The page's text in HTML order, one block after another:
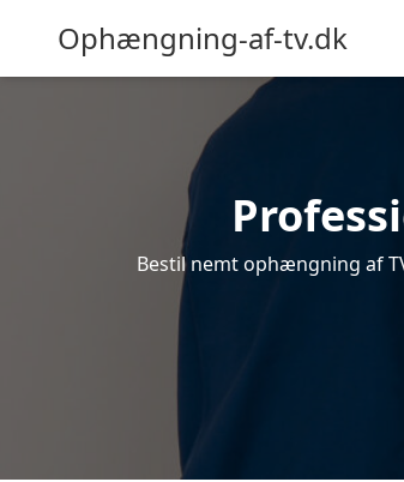
Ophængning-af-tv.dk
Bestil nemt ophængning af